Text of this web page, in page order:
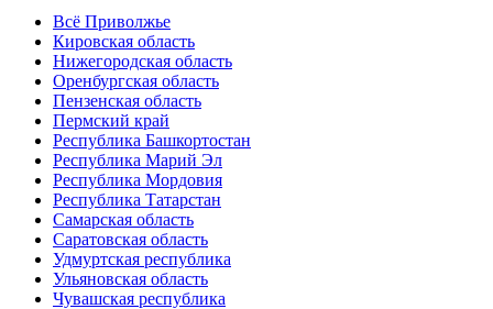
Всё Приволжье
Кировская область
Нижегородская область
Оренбургская область
Пензенская область
Пермский край
Республика Башкортостан
Республика Марий Эл
Республика Мордовия
Республика Татарстан
Самарская область
Саратовская область
Удмуртская республика
Ульяновская область
Чувашская республика